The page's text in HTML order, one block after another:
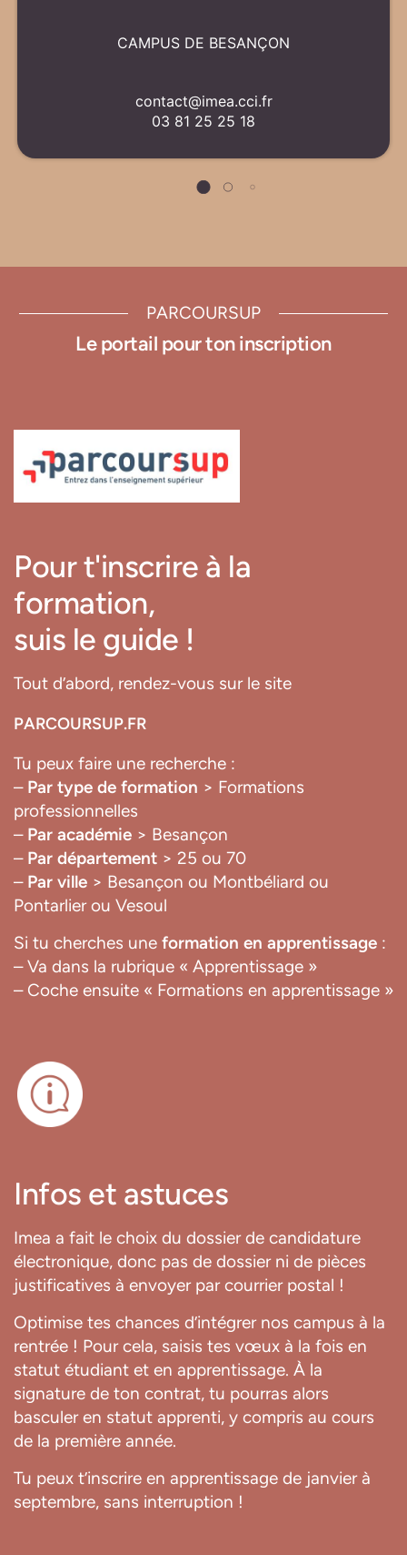
CAMPUS DE BESANÇON
contact@imea.cci.fr
03 81 25 25 18
PARCOURSUP
Le portail pour ton inscription
Pour t'inscrire à la
formation,
suis le guide !
Tout d’abord, rendez-vous sur le site
PARCOURSUP.FR
Tu peux faire une recherche :
– Par type de formation > Formations
professionnelles
– Par académie > Besançon
– Par département > 25 ou 70
– Par ville > Besançon ou Montbéliard ou
Pontarlier ou Vesoul
Si tu cherches une formation en apprentissage :
– Va dans la rubrique « Apprentissage »
– Coche ensuite « Formations en apprentissage »
Infos et astuces
Imea a fait le choix du dossier de candidature
électronique, donc pas de dossier ni de pièces
justificatives à envoyer par courrier postal !
Optimise tes chances d’intégrer nos campus à la
rentrée ! Pour cela, saisis tes vœux à la fois en
statut étudiant et en apprentissage. À la
signature de ton contrat, tu pourras alors
basculer en statut apprenti, y compris au cours
de la première année.
Tu peux t’inscrire en apprentissage de janvier à
septembre, sans interruption !